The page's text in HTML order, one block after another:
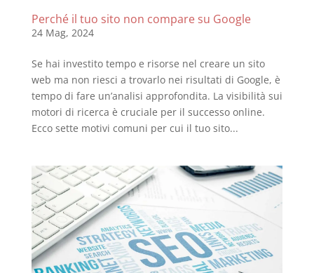
Perché il tuo sito non compare su Google
24 Mag, 2024
Se hai investito tempo e risorse nel creare un sito
web ma non riesci a trovarlo nei risultati di Google, è
tempo di fare un’analisi approfondita. La visibilità sui
motori di ricerca è cruciale per il successo online.
Ecco sette motivi comuni per cui il tuo sito...